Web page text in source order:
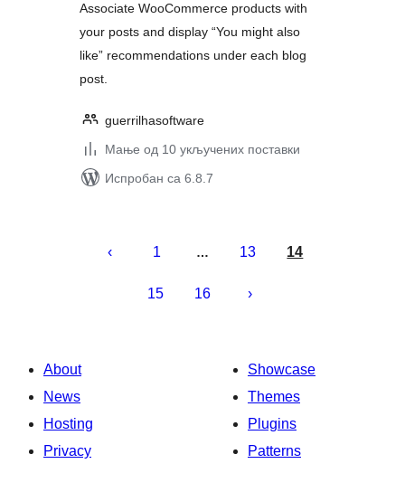
Associate WooCommerce products with
your posts and display “You might also
like” recommendations under each blog
post.
guerrilhasoftware
Мање од 10 укључених поставки
Испробан са 6.8.7
чланака
1 … 13 14
15 16
About
News
Hosting
Privacy
Showcase
Themes
Plugins
Patterns